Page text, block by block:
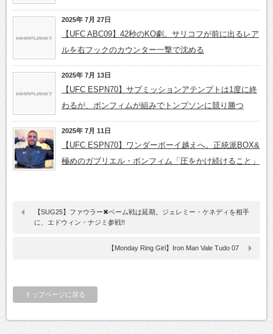
2025年 7月 27日
【UFC ABC09】42秒のKO劇。サリコフが前に出るレア
ルを右フックのカウンター一撃で沈める
2025年 7月 13日
【UFC ESPN70】サブミッションアテンプトは1度に終
わるが、ボンフィムが組みでトンプソンに競り勝つ
2025年 7月 11日
【UFC ESPN70】ワンダーボーイ越えへ。正統派BOX&
極めのガブリエル・ボンフィム「圧をかけ続けること」
【SUG25】ファウラー✖ベーム戦は延期。ジェレミー・ケネディを相手
に、エドウィン・ナジミ参戦!!
【Monday Ring Girl】Iron Man Vale Tudo 07
トップページに戻る